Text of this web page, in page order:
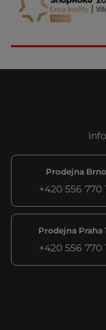
Prodejna Brno
+420 556 770
Prodejna Praha
+420 556 770